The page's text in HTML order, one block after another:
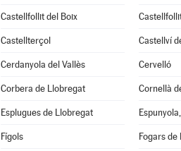
Castellfollit del Boix
Castellterçol Castellví
Cerdanyola del Vallès Cervelló
Corbera de Llobregat Cornellà
Esplugues de Llobregat
Fígols Fogars de